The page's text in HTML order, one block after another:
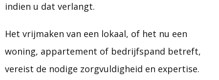
indien u dat verlangt.
Het vrijmaken van een lokaal, of het nu een
woning, appartement of bedrijfspand betreft,
vereist de nodige zorgvuldigheid en expertise.